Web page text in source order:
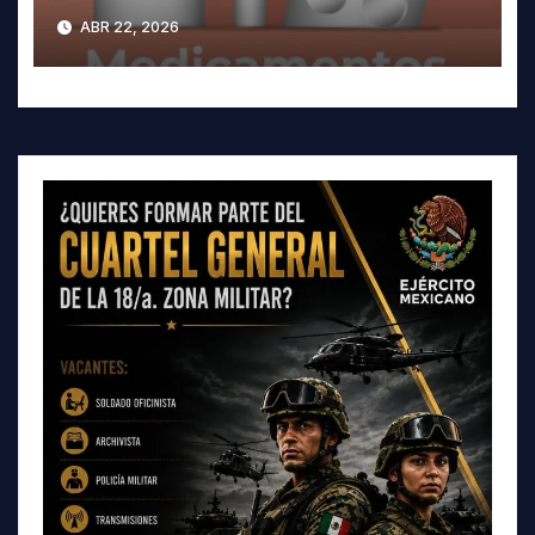
medicamentos
ABR 22, 2026